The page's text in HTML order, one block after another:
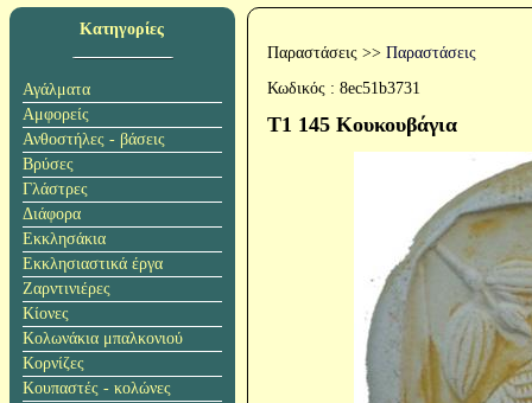
Κατηγορίες
Αγάλματα
Αμφορείς
Ανθοστήλες - βάσεις
Βρύσες
Γλάστρες
Διάφορα
Εκκλησάκια
Εκκλησιαστικά έργα
Ζαρντινιέρες
Κίονες
Κολωνάκια μπαλκονιού
Κορνίζες
Κουπαστές - κολώνες
Παραστάσεις >> Παραστάσεις
Κωδικός : 8ec51b3731
T1 145 Κουκουβάγια